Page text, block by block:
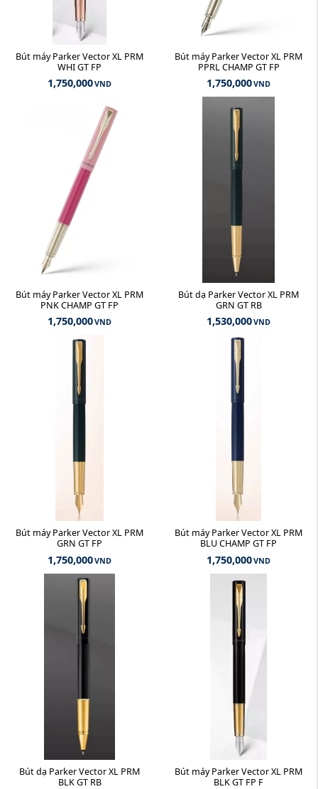
Bút máy Parker Vector XL PRM
WHI GT FP
1,750,000VND
Bút máy Parker Vector XL PRM
PPRL CHAMP GT FP
1,750,000VND
Bút máy Parker Vector XL PRM
PNK CHAMP GT FP
1,750,000VND
Bút dạ Parker Vector XL PRM
GRN GT RB
1,530,000VND
Bút máy Parker Vector XL PRM
GRN GT FP
1,750,000VND
Bút máy Parker Vector XL PRM
BLU CHAMP GT FP
1,750,000VND
Bút dạ Parker Vector XL PRM
BLK GT RB
Bút máy Parker Vector XL PRM
BLK GT FP F